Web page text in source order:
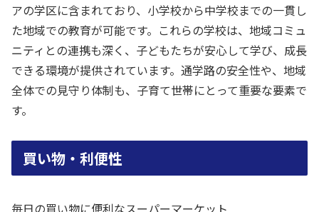
アの学区に含まれており、小学校から中学校までの一貫し
た地域での教育が可能です。これらの学校は、地域コミュ
ニティとの連携も深く、子どもたちが安心して学び、成長
できる環境が提供されています。通学路の安全性や、地域
全体での見守り体制も、子育て世帯にとって重要な要素で
す。
買い物・利便性